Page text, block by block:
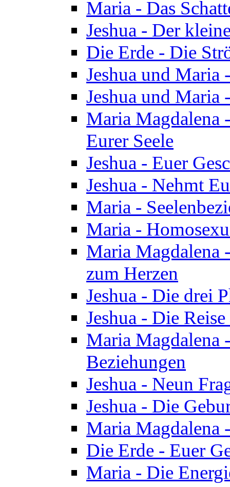
Maria - Das
Jeshua - Der
Die Erde - Die
Jeshua und Maria
Jeshua und Maria
Maria Magdalena
Eurer Seele
Jeshua - Euer
Jeshua - Nehmt
Maria -
Maria -
Maria Magdalena
zum Herzen
Jeshua - Die drei
Jeshua - Die
Maria Magdalena
Beziehungen
Jeshua - Neun
Jeshua - Die
Maria Magdalena
Die Erde - Euer
Maria - Die